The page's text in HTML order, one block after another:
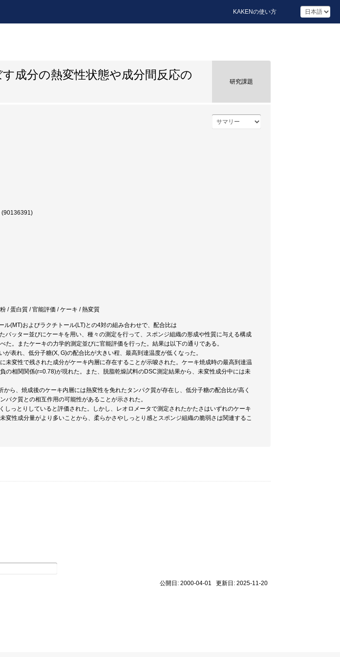
KAKENの使い方
成分の熱変性状態や成分間反応の
研究課題
(90136391)
/ 蛋白質 / 官能評価 / ケーキ / 熱変質
(MT)およびラクチトール(LT)との4対の組み合わせで、配合比は
ッター並びにケーキを用い、種々の測定を行って、スポンジ組織の形成や性質に与える構成
た。またケーキの力学的測定並びに官能評価を行った。結果は以下の通りである。
表れ、低分子糖(X, G)の配合比が大きい程、最高到達温度が低くなった。
未変性で残された成分がケーキ内層に存在することが示唆された。ケーキ焼成時の最高到達温
の相関関係(r=0.78)が現れた。また、脱脂乾燥試料のDSC測定結果から、未変性成分中には未
ら、焼成後のケーキ内層には熱変性を免れたタンパク質が存在し、低分子糖の配合比が高く
ク質との相互作用の可能性があることが示された。
しっとりしていると評価された。しかし、レオロメータで測定されたかたさはいずれのケーキ
変性成分量がより多いことから、柔らかさやしっとり感とスポンジ組織の脆弱さは関連するこ
公開日: 2000-04-01 更新日: 2025-11-20